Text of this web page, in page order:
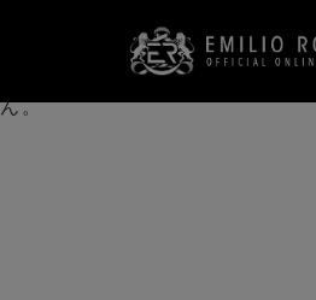
ご指定のページは見つかりませ
削除されたかＵＲＬが変更され
ん。